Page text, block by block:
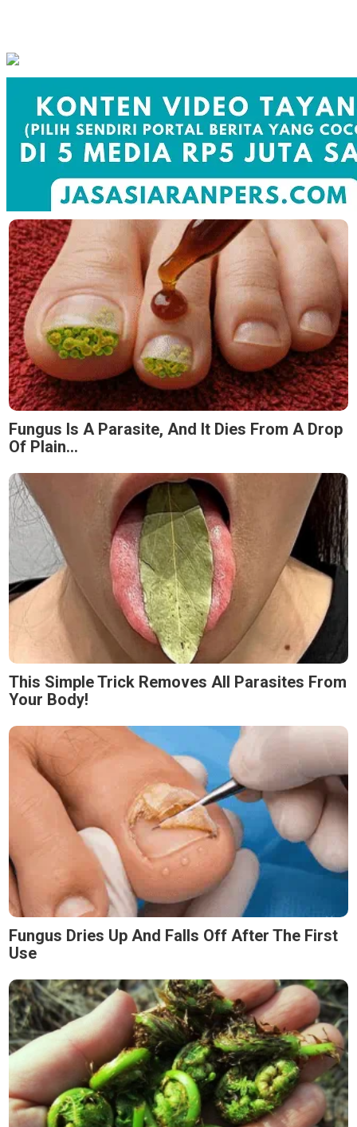
Fungus Is A Parasite, And It Dies From A Drop
Of Plain...
This Simple Trick Removes All Parasites From
Your Body!
Fungus Dries Up And Falls Off After The First
Use